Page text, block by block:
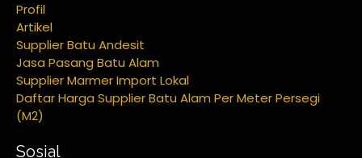
Profil
Artikel
Supplier Batu Andesit
Jasa Pasang Batu Alam
Supplier Marmer Import Lokal
Daftar Harga Supplier Batu Alam Per Meter Persegi
(M2)
Sosial